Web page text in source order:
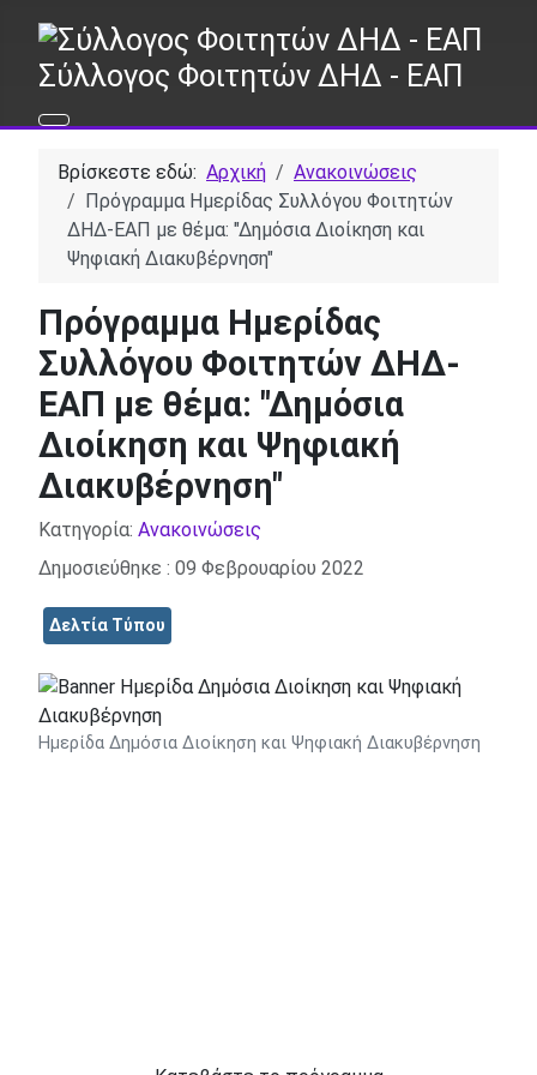
Σύλλογος Φοιτητών ΔΗΔ - ΕΑΠ
Βρίσκεστε εδώ: Αρχική
Ανακοινώσεις
Πρόγραμμα Ημερίδας Συλλόγου Φοιτητών
ΔΗΔ-ΕΑΠ με θέμα: "Δημόσια Διοίκηση και
Ψηφιακή Διακυβέρνηση"
Πρόγραμμα Ημερίδας
Συλλόγου Φοιτητών ΔΗΔ-
ΕΑΠ με θέμα: "Δημόσια
Διοίκηση και Ψηφιακή
Διακυβέρνηση"
Λεπτομέρειες
Κατηγορία: Ανακοινώσεις
Δημοσιεύθηκε : 09 Φεβρουαρίου 2022
Δελτία Τύπου
Ημερίδα Δημόσια Διοίκηση και Ψηφιακή Διακυβέρνηση